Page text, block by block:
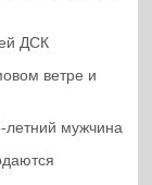
ДСК
ветре и
летний мужчина